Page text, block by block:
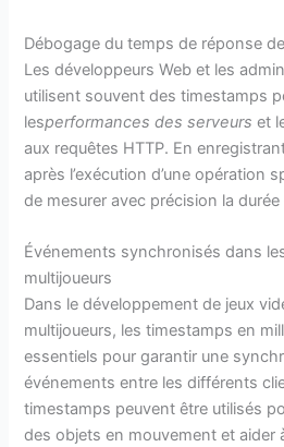
Débogage du temps de réponse
Les développeurs Web et les
utilisent souvent des timestamps
lesperformances des serveurs et
aux requêtes HTTP. En
après l’exécution d’une opération
de mesurer avec précision la
Événements synchronisés dans
multijoueurs
Dans le développement de jeux
multijoueurs, les timestamps en
essentiels pour garantir une
événements entre les différents
timestamps peuvent être utilisés
des objets en mouvement et aider